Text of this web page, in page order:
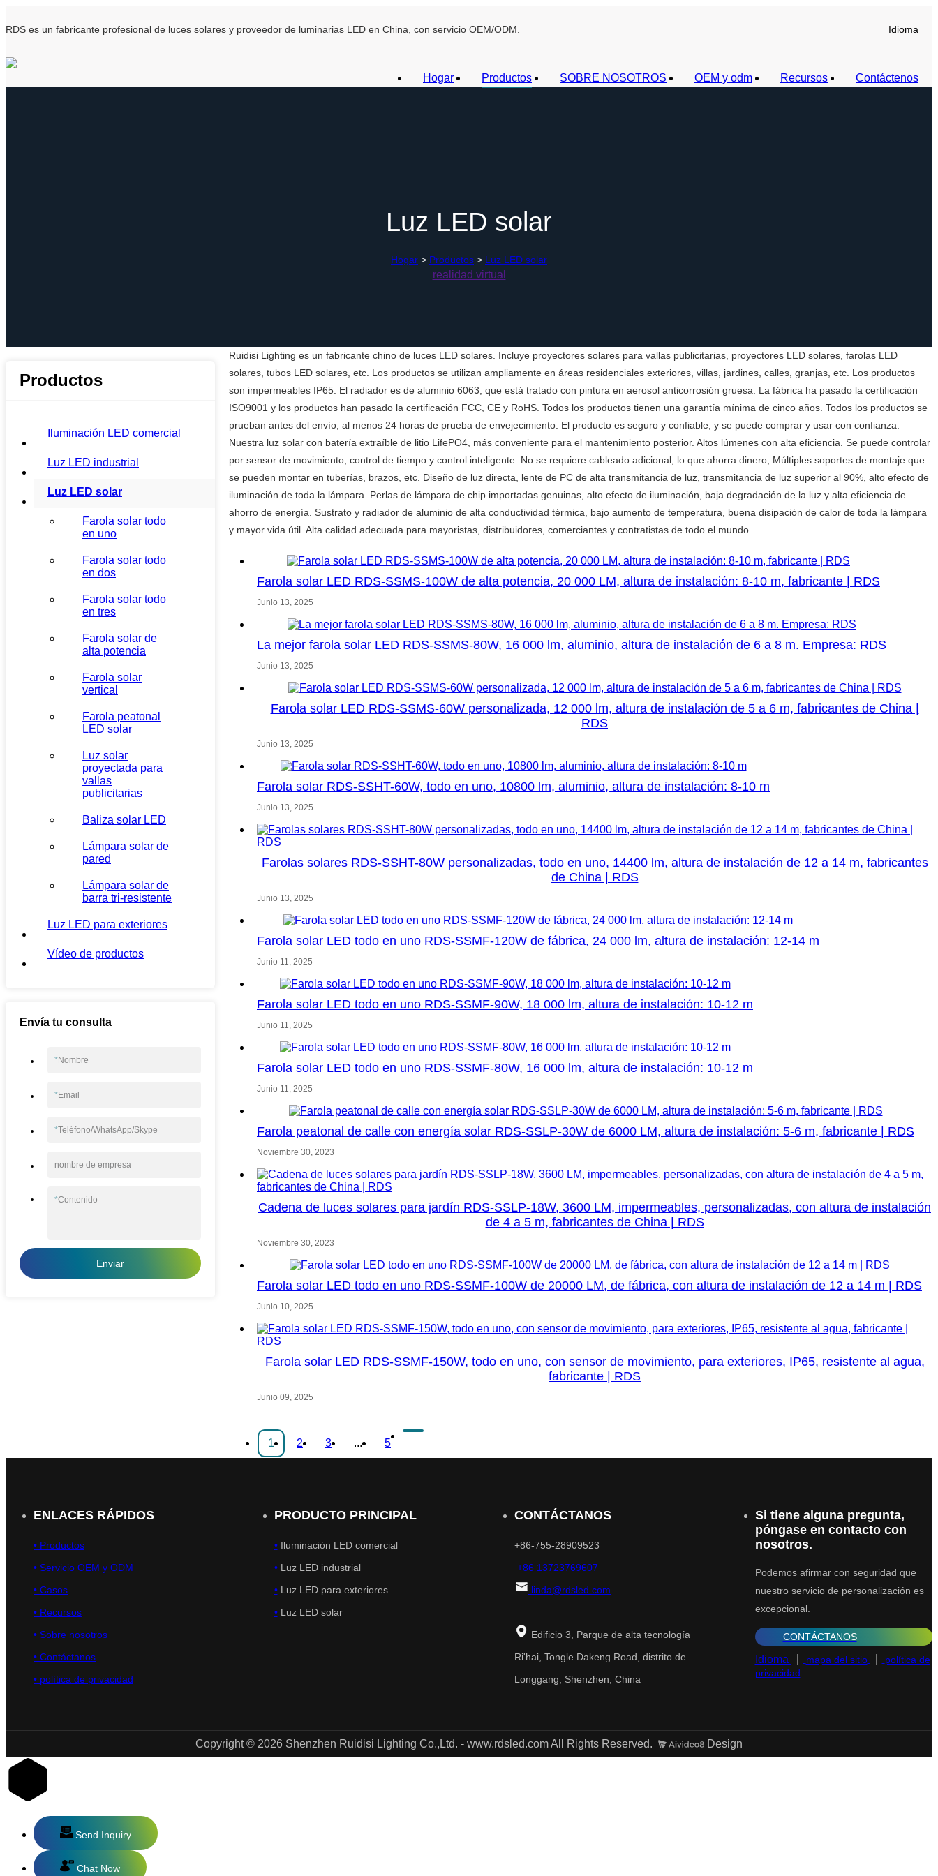
RDS es un fabricante profesional de luces solares y proveedor de luminarias LED en China, con servicio OEM/ODM. Idioma
Hogar Productos SOBRE NOSOTROS OEM y odm Recursos Contáctenos
Luz LED solar
Hogar > Productos > Luz LED solar
realidad virtual
Productos
Iluminación LED comercial
Luz LED industrial
Luz LED solar
Farola solar todo
en uno
Farola solar todo
en dos
Farola solar todo
en tres
Farola solar de
alta potencia
Farola solar
vertical
Farola peatonal
LED solar
Luz solar
proyectada para
vallas
publicitarias
Baliza solar LED
Lámpara solar de
pared
Lámpara solar de
barra tri-resistente
Luz LED para exteriores
Vídeo de productos
Envía tu consulta
*Nombre
*Email
*Teléfono/WhatsApp/Skype
nombre de empresa
*Contenido
Enviar
Ruidisi Lighting es un fabricante chino de luces LED solares. Incluye proyectores solares para vallas publicitarias, proyectores LED solares, farolas LED
solares, tubos LED solares, etc. Los productos se utilizan ampliamente en áreas residenciales exteriores, villas, jardines, calles, granjas, etc. Los productos
son impermeables IP65. El radiador es de aluminio 6063, que está tratado con pintura en aerosol anticorrosión gruesa. La fábrica ha pasado la certificación
ISO9001 y los productos han pasado la certificación FCC, CE y RoHS. Todos los productos tienen una garantía mínima de cinco años. Todos los productos se
prueban antes del envío, al menos 24 horas de prueba de envejecimiento. El producto es seguro y confiable, y se puede comprar y usar con confianza.
Nuestra luz solar con batería extraíble de litio LifePO4, más conveniente para el mantenimiento posterior. Altos lúmenes con alta eficiencia. Se puede controlar
por sensor de movimiento, control de tiempo y control inteligente. No se requiere cableado adicional, lo que ahorra dinero; Múltiples soportes de montaje que
se pueden montar en tuberías, brazos, etc. Diseño de luz directa, lente de PC de alta transmitancia de luz, transmitancia de luz superior al 90%, alto efecto de
iluminación de toda la lámpara. Perlas de lámpara de chip importadas genuinas, alto efecto de iluminación, baja degradación de la luz y alta eficiencia de
ahorro de energía. Sustrato y radiador de aluminio de alta conductividad térmica, bajo aumento de temperatura, buena disipación de calor de toda la lámpara
y mayor vida útil. Alta calidad adecuada para mayoristas, distribuidores, comerciantes y contratistas de todo el mundo.
Farola solar LED RDS-SSMS-100W de alta potencia, 20 000 LM, altura de instalación: 8-10 m, fabricante | RDS
Junio 13, 2025
La mejor farola solar LED RDS-SSMS-80W, 16 000 lm, aluminio, altura de instalación de 6 a 8 m. Empresa: RDS
Junio 13, 2025
Farola solar LED RDS-SSMS-60W personalizada, 12 000 lm, altura de instalación de 5 a 6 m, fabricantes de China |
RDS
Junio 13, 2025
Farola solar RDS-SSHT-60W, todo en uno, 10800 lm, aluminio, altura de instalación: 8-10 m
Junio 13, 2025
Farolas solares RDS-SSHT-80W personalizadas, todo en uno, 14400 lm, altura de instalación de 12 a 14 m, fabricantes
de China | RDS
Junio 13, 2025
Farola solar LED todo en uno RDS-SSMF-120W de fábrica, 24 000 lm, altura de instalación: 12-14 m
Junio 11, 2025
Farola solar LED todo en uno RDS-SSMF-90W, 18 000 lm, altura de instalación: 10-12 m
Junio 11, 2025
Farola solar LED todo en uno RDS-SSMF-80W, 16 000 lm, altura de instalación: 10-12 m
Junio 11, 2025
Farola peatonal de calle con energía solar RDS-SSLP-30W de 6000 LM, altura de instalación: 5-6 m, fabricante | RDS
Noviembre 30, 2023
Cadena de luces solares para jardín RDS-SSLP-18W, 3600 LM, impermeables, personalizadas, con altura de instalación
de 4 a 5 m, fabricantes de China | RDS
Noviembre 30, 2023
Farola solar LED todo en uno RDS-SSMF-100W de 20000 LM, de fábrica, con altura de instalación de 12 a 14 m | RDS
Junio 10, 2025
Farola solar LED RDS-SSMF-150W, todo en uno, con sensor de movimiento, para exteriores, IP65, resistente al agua,
fabricante | RDS
Junio 09, 2025
1 2 3 ... 5
ENLACES RÁPIDOS
• Productos
• Servicio OEM y ODM
• Casos
• Recursos
• Sobre nosotros
• Contáctanos
• política de privacidad
PRODUCTO PRINCIPAL
•Iluminación LED comercial
•Luz LED industrial
•Luz LED para exteriores
•Luz LED solar
CONTÁCTANOS
+86-755-28909523
+86 13723769607
linda@rdsled.com
Edificio 3, Parque de alta tecnología
Ri'hai, Tongle Dakeng Road, distrito de
Longgang, Shenzhen, China
Si tiene alguna pregunta,
póngase en contacto con
nosotros.
Podemos afirmar con seguridad que
nuestro servicio de personalización es
excepcional.
CONTÁCTANOS
Idioma mapa del sitio
política de
privacidad
Copyright © 2026 Shenzhen Ruidisi Lighting Co.,Ltd. - www.rdsled.com All Rights Reserved. Design
Send Inquiry
Chat Now